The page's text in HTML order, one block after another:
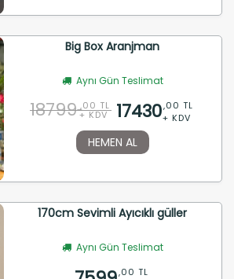
Big Box Aranjman
Aynı Gün Teslimat
18799 ,00 TL
+ KDV 17430,00 TL
+ KDV
HEMEN AL
170cm Sevimli Ayıcıklı güller
Aynı Gün Teslimat
,00 TL